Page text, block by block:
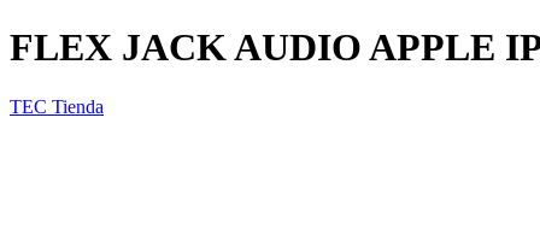
FLEX JACK AUDIO APPLE
TEC Tienda